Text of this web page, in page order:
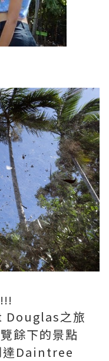
Douglas之旅
餘下的景點
達Daintree